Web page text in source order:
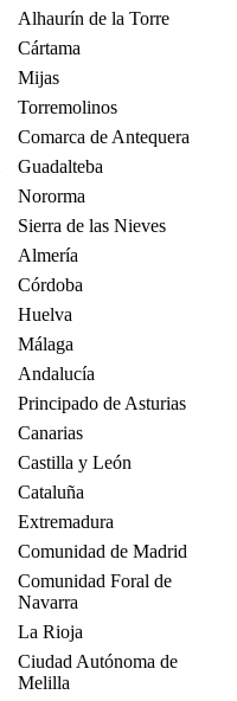
Alhaurín de la Torre
Cártama
Mijas
Torremolinos
Comarca de Antequera
Guadalteba
Nororma
Sierra de las Nieves
Almería
Córdoba
Huelva
Málaga
Andalucía
Principado de Asturias
Canarias
Castilla y León
Cataluña
Extremadura
Comunidad de Madrid
Comunidad Foral de
Navarra
La Rioja
Ciudad Autónoma de
Melilla